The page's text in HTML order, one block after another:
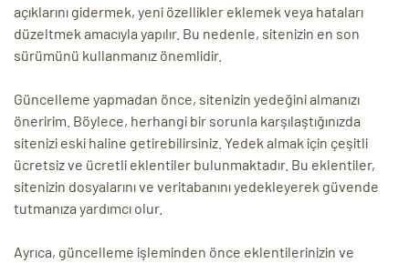
açıklarını gidermek, yeni özellikler eklemek veya hataları
düzeltmek amacıyla yapılır. Bu nedenle, sitenizin en son
sürümünü kullanmanız önemlidir.
Güncelleme yapmadan önce, sitenizin yedeğini almanızı
öneririm. Böylece, herhangi bir sorunla karşılaştığınızda
sitenizi eski haline getirebilirsiniz. Yedek almak için çeşitli
ücretsiz ve ücretli eklentiler bulunmaktadır. Bu eklentiler,
sitenizin dosyalarını ve veritabanını yedekleyerek güvende
tutmanıza yardımcı olur.
Ayrıca, güncelleme işleminden önce eklentilerinizin ve